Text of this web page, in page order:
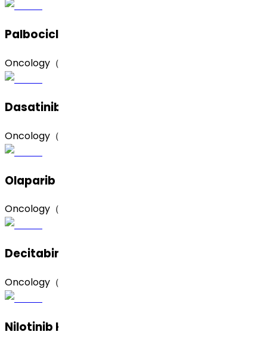
Palbociclib（哌柏西利）
Oncology（肿瘤）
Dasatinib Monohydrate（达沙替尼一水合物）
Oncology（肿瘤）
Olaparib (Form A)（奥拉帕利，A 晶型）
Oncology（肿瘤）
Decitabine（地西他滨）
Oncology（肿瘤）
Nilotinib Hydrochloride（盐酸尼洛替尼）